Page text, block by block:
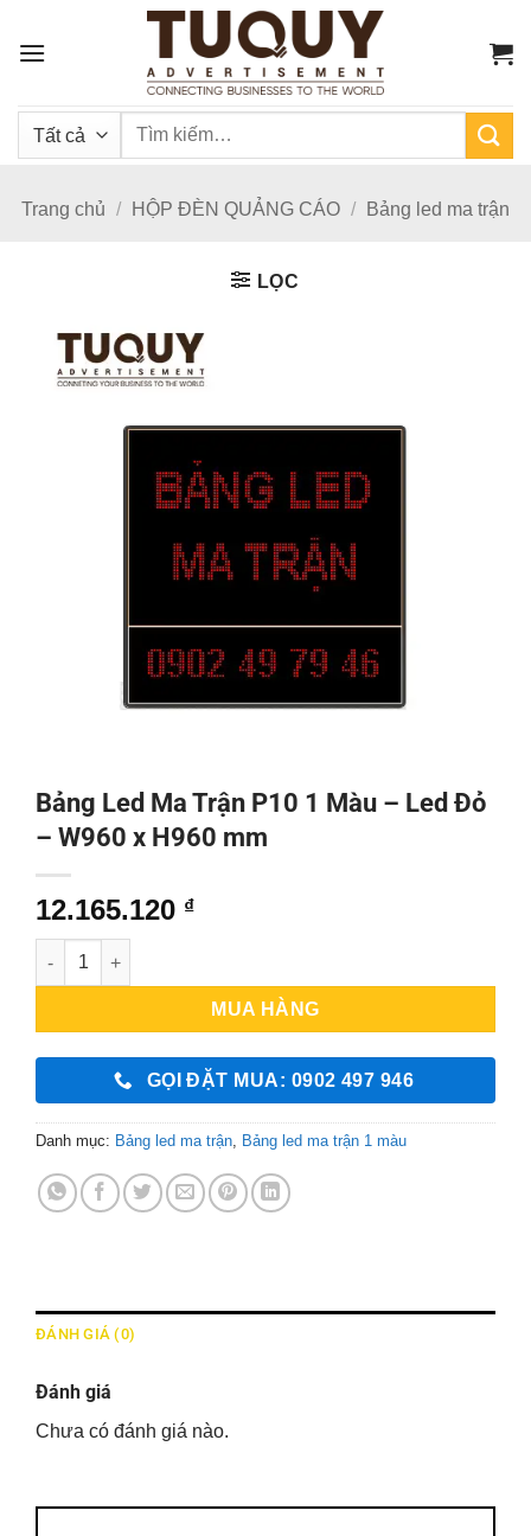
qua
Tìm
Trang chủ / HỘP ĐÈN QUẢNG CÁO / Bảng led ma trận
LỌC
Bảng Led Ma Trận P10 1 Màu – Led Đỏ
– W960 x H960 mm
12.165.120 ₫
Bảng Led Ma Trận P10 1 Màu – Led Đỏ – W960 x H960 mm
MUA HÀNG
GỌI ĐẶT MUA: 0902 497 946
Danh mục: Bảng led ma trận Bảng led ma trận 1 màu
ĐÁNH GIÁ (0)
Đánh giá
Chưa có đánh giá nào.